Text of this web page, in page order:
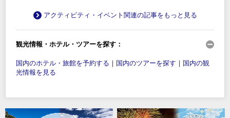
アクティビティ・イベント関連の記事をもっと見る
観光情報・ホテル・ツアーを探す：
国内のホテル・旅館を予約する ｜ 国内のツアーを探す ｜ 国内の観
光情報を見る